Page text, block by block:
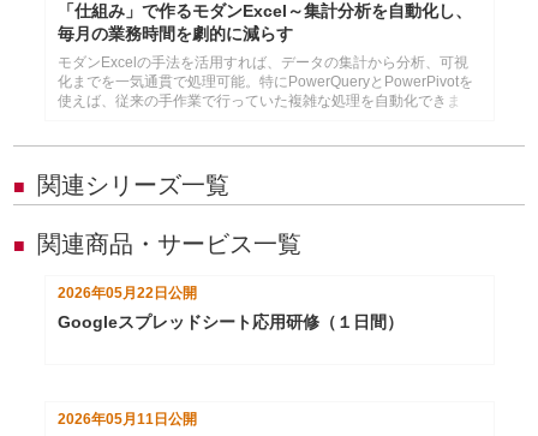
「仕組み」で作るモダンExcel～集計分析を自動化し、
毎月の業務時間を劇的に減らす
モダンExcelの手法を活用すれば、データの集計から分析、可視
化までを一気通貫で処理可能。特にPowerQueryとPowerPivotを
使えば、従来の手作業で行っていた複雑な処理を自動化できま
■ 関連シリーズ一覧
■ 関連商品・サービス一覧
2026年05月22日公開
Googleスプレッドシート応用研修（１日間）
2026年05月11日 公開